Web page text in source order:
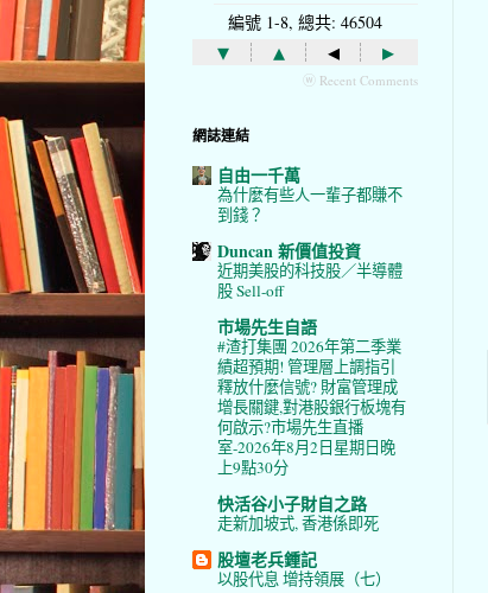
編號 1-8, 總共: 46504
▾ ▴ ◂ ▸
ⓦ Recent Comments
網誌連結
自由一千萬
為什麼有些人一輩子都賺不
到錢？
Duncan 新價值投資
近期美股的科技股／半導體
股 Sell-off
市場先生自語
#渣打集團 2026年第二季業
績超預期! 管理層上調指引
釋放什麼信號? 財富管理成
增長關鍵,對港股銀行板塊有
何啟示?市場先生直播
室-2026年8月2日星期日晚
上9點30分
快活谷小子財自之路
走新加坡式, 香港係即死
股壇老兵鍾記
以股代息 增持領展（七）